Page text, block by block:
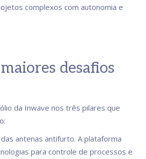
complexos com autonomia e
desafios
da Inwave nos três pilares que
antenas antifurto. A plataforma
para controle de processos e